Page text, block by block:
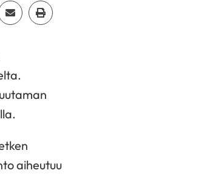
Jaa EmailJaa Print
aiheutuu